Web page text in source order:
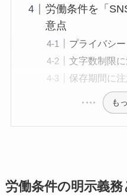
労働条件を「
意点
プライバシ
文字数制限
保存期間に
も
労働条件の明示義務